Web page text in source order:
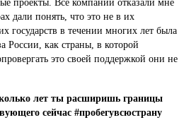
проекты. Все компании отказали мне
дали понять, что это не в их
государств в течении многих лет была
России, как страны, в которой
это своей поддержкой они не
лет ты расширишь границы
сейчас #пробегувсюстрану